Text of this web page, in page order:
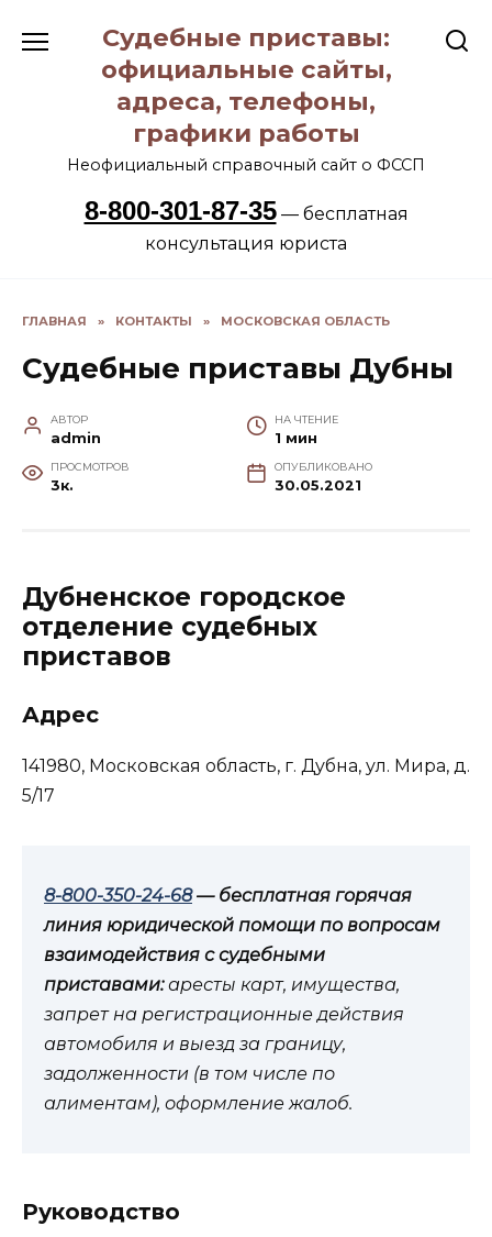
содержанию
Судебные приставы:
официальные сайты,
адреса, телефоны,
графики работы
Неофициальный справочный сайт о ФССП
8-800-301-87-35— бесплатная
консультация юриста
ГЛАВНАЯ » КОНТАКТЫ » МОСКОВСКАЯ ОБЛАСТЬ
Судебные приставы Дубны
АВТОР
admin
НА ЧТЕНИЕ
1 мин
ПРОСМОТРОВ
3к.
ОПУБЛИКОВАНО
30.05.2021
Дубненское городское
отделение судебных
приставов
Адрес
141980, Московская область, г. Дубна, ул. Мира, д.
5/17
8-800-350-24-68— бесплатная горячая
линия юридической помощи по вопросам
взаимодействия с судебными
приставами:аресты карт, имущества,
запрет на регистрационные действия
автомобиля и выезд за границу,
задолженности (в том числе по
алиментам), оформление жалоб.
Руководство